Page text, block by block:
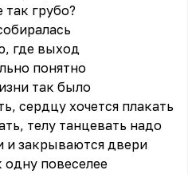
так грубо?
где выход
понятно
так было
сердцу хочется плакать
телу танцевать надо
и закрываются двери
повеселее